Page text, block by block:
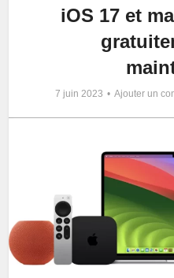
iOS 17 et
7 juin 2023 Ajouter un